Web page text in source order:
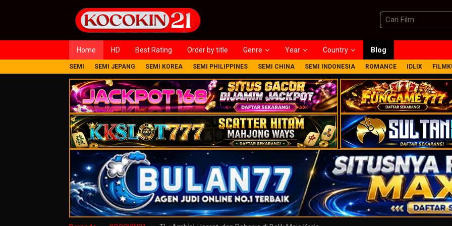
Home HD Best Rating Order by title Genre Year Country Blog
SEMI SEMI JEPANG SEMI KOREA SEMI PHILIPPINES SEMI CHINA SEMI INDONESIA ROMANCE IDLIX